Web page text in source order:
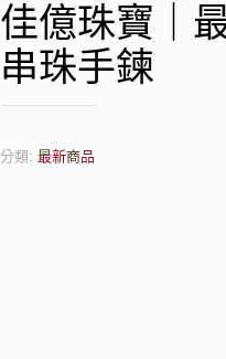
佳億珠寶｜
串珠手鍊
分類: 最新商品